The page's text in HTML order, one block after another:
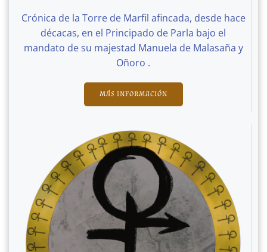
Crónica de la Torre de Marfil afincada, desde hace
décacas, en el Principado de Parla bajo el
mandato de su majestad Manuela de Malasaña y
Oñoro .
MÁS INFORMACIÓN